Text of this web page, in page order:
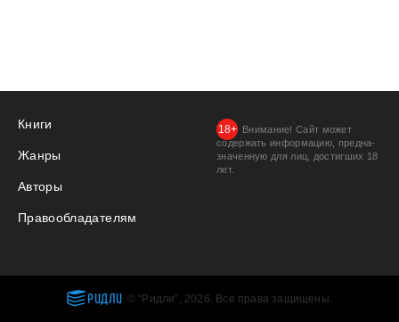
Книги
Жанры
Авторы
Правообладателям
Внимание! Сайт может
содержать информацию, предна­
значенную для лиц, дости­гших 18
лет.
РИДЛИ © “Ридли”, 2026. Все права защищены.